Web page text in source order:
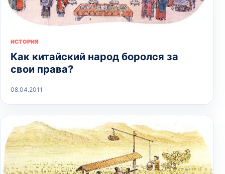
ИСТОРИЯ
Как китайский народ боролся за
свои права?
08.04.2011